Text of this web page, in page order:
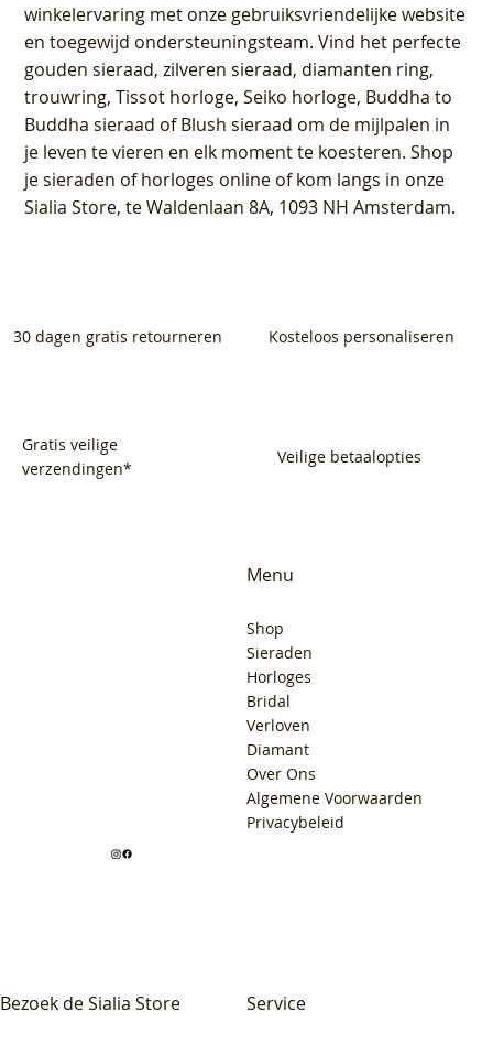
winkelervaring met onze gebruiksvriendelijke website
en toegewijd ondersteuningsteam. Vind het perfecte
gouden sieraad, zilveren sieraad, diamanten ring,
trouwring, Tissot horloge, Seiko horloge, Buddha to
Buddha sieraad of Blush sieraad om de mijlpalen in
je leven te vieren en elk moment te koesteren. Shop
je sieraden of horloges online of kom langs in onze
Sialia Store, te Waldenlaan 8A, 1093 NH Amsterdam.
30 dagen gratis retourneren Kosteloos personaliseren
Gratis veilige
verzendingen*
Veilige betaalopties
Bezoek de Sialia Store
Menu
Shop
Sieraden
Horloges
Bridal
Verloven
Diamant
Over Ons
Algemene Voorwaarden
Privacybeleid
Service